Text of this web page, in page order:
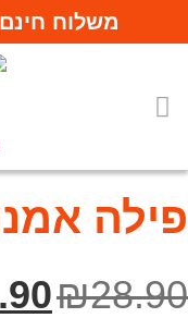
משלוח חינם
פילה
₪28.90